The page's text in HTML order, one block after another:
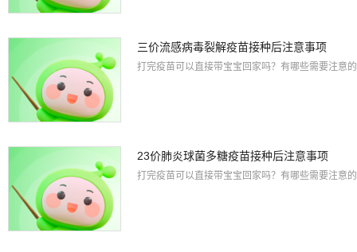
三价流感病毒裂解疫苗接种后注意事项
打完疫苗可以直接带宝宝回家吗？有哪些需要注意
23价肺炎球菌多糖疫苗接种后注意事项
打完疫苗可以直接带宝宝回家吗？有哪些需要注意